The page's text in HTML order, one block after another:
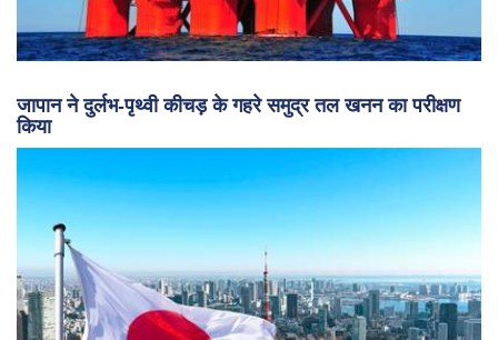
जापान ने दुर्लभ-पृथ्वी कीचड़ के गहरे समुद्र तल खनन का परीक्षण
किया